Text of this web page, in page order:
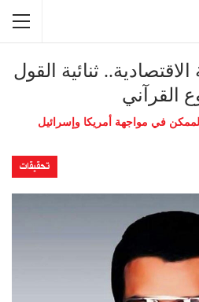
ثنائية القول
القرآني
الممكن في مواجهة أمريكا وإسرائيل
تحقيقات